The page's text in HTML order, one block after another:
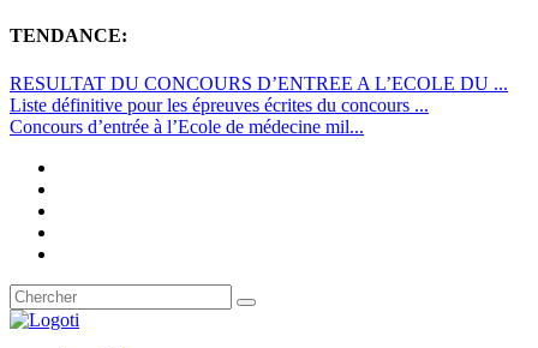
TENDANCE:
RESULTAT DU CONCOURS D’ENTREE A L’ECOLE DU ...
Liste définitive pour les épreuves écrites du concours ...
Concours d’entrée à l’Ecole de médecine mil...